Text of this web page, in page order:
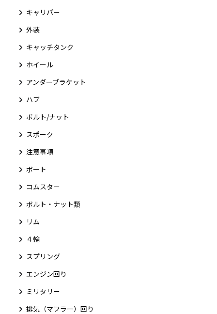
キャリパー
外装
キャッチタンク
ホイール
アンダーブラケット
ハブ
ボルト/ナット
スポーク
注意事項
ボート
コムスター
ボルト・ナット類
リム
４輪
スプリング
エンジン回り
ミリタリー
排気（マフラー）回り